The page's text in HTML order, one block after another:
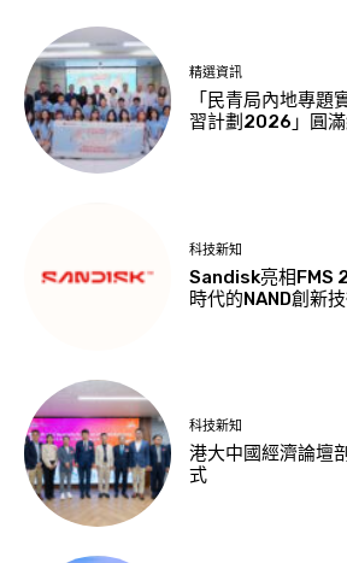
精選資訊
「民青局內地專題
習計劃2026」圓
科技新知
Sandisk亮相FMS
時代的NAND創新
科技新知
港大中國經濟論壇
式